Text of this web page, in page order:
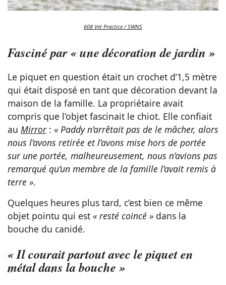
608 Vet Practice / SWNS
Fasciné par « une décoration de jardin »
Le piquet en question était un crochet d’1,5 mètre
qui était disposé en tant que décoration devant la
maison de la famille. La propriétaire avait
compris que l’objet fascinait le chiot. Elle confiait
au Mirror: « Paddy n’arrêtait pas de le mâcher, alors
nous l’avons retirée et l’avons mise hors de portée
sur une portée, malheureusement, nous n’avions pas
remarqué qu’un membre de la famille l’avait remis à
terre ».
Quelques heures plus tard, c’est bien ce même
objet pointu qui est « resté coincé » dans la
bouche du canidé.
« Il courait partout avec le piquet en
métal dans la bouche »